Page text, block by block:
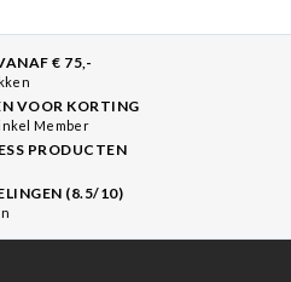
€ 75,-
VOOR KORTING
Member
PRODUCTEN
(8.5/10)